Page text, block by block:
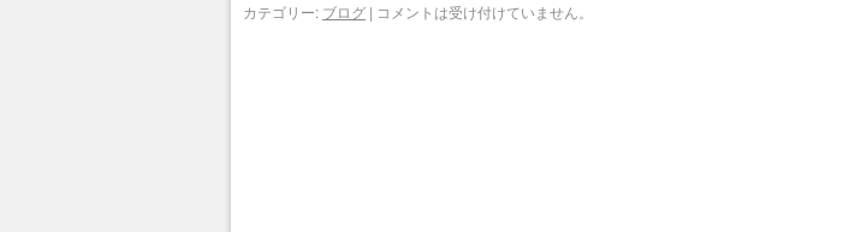
カテゴリー: ブログ | コメントは受け付けていません。